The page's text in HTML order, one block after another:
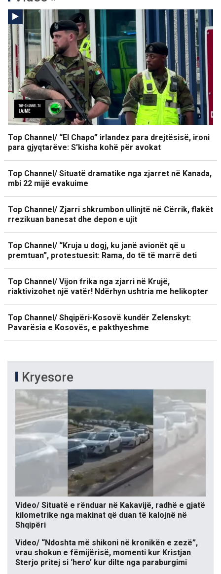
Top Channel/ “El Chapo” irlandez para drejtësisë, ironi
para gjyqtarëve: S’kisha kohë për avokat
Top Channel/ Situatë dramatike nga zjarret në Kanada,
mbi 22 mijë evakuime
Top Channel/ Zjarri shkrumbon ullinjtë në Cërrik, flakët
rrezikuan banesat dhe depon e ujit
Top Channel/ “Kruja u dogj, ku janë avionët që u
premtuan”, protestuesit: Rama, do të të marrë deti
Top Channel/ Vijon frika nga zjarri në Krujë,
riaktivizohet një vatër! Ndërhyn ushtria me helikopter
Top Channel/ Shqipëri-Kosovë kundër Zelenskyt:
Pavarësia e Kosovës, e pakthyeshme
Kryesore
Video/ Situatë e rënduar në Kakavijë, radhë e gjatë
kilometrike nga makinat që duan të kalojnë në
Shqipëri
Video/ “Ndoshta më shikoni në kronikën e zezë”,
vrau shokun e fëmijërisë, momenti kur Kristjan
Sterjo pritej si ‘hero’ kur dilte nga paraburgimi